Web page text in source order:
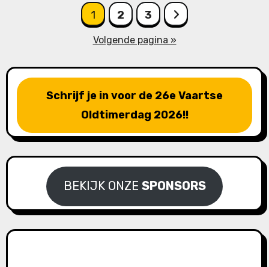
Berichten
paginering
1 2 3
Volgende pagina »
Schrijf je in voor de 26e Vaartse
Oldtimerdag 2026!!
BEKIJK ONZE SPONSORS